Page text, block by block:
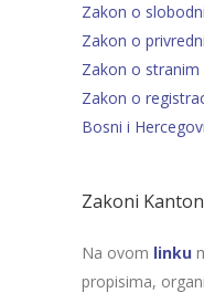
Zakon o
Zakon o
Zakon o stranim
Zakon o
Bosni i
Zakoni
Na ovom linku
propisima,